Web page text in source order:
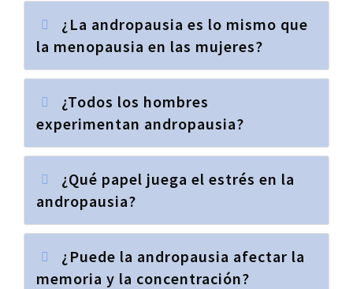
¿La andropausia es lo mismo que
la menopausia en las mujeres?
¿Todos los hombres
experimentan andropausia?
¿Qué papel juega el estrés en la
andropausia?
¿Puede la andropausia afectar la
memoria y la concentración?